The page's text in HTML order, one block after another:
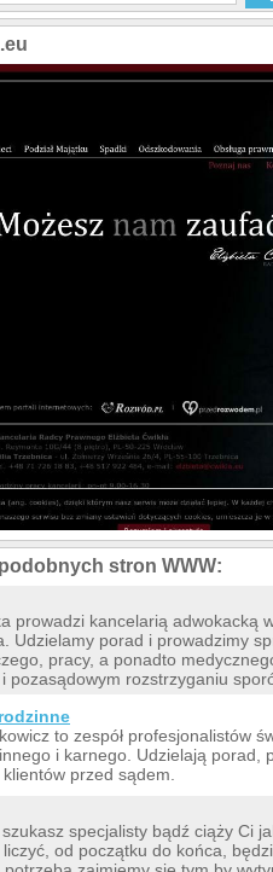
stron WWW:
prowadzi kancelarią adwokacką
Udzielamy porad i prowadzimy
pracy, a ponadto
pozasądowym rozstrzyganiu
to zespół profesjonalistów
i karnego. Udzielają porad,
przed sądem.
specjalisty bądź ciąży Ci
od początku do końca,